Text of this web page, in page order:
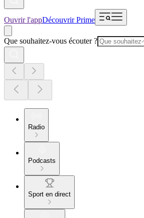
Ouvrir l'appDécouvrir Prime
Que souhaitez-vous écouter ?
Radio
Podcasts
Sport en direct